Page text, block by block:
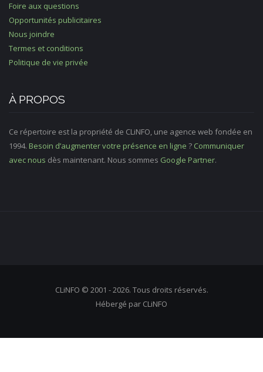
Foire aux questions
Opportunités publicitaires
Nous joindre
Termes et conditions
Politique de vie privée
À PROPOS
Ce répertoire est la propriété de CLiNFO, une agence web fondée en
1994. Besoin d’augmenter votre présence en ligne ? Communiquer
avec nous dès maintenant. Nous sommes Google Partner.
CLiNFO © 2001 - 2026. Tous droits réservés.
Hébergé par CLiNFO